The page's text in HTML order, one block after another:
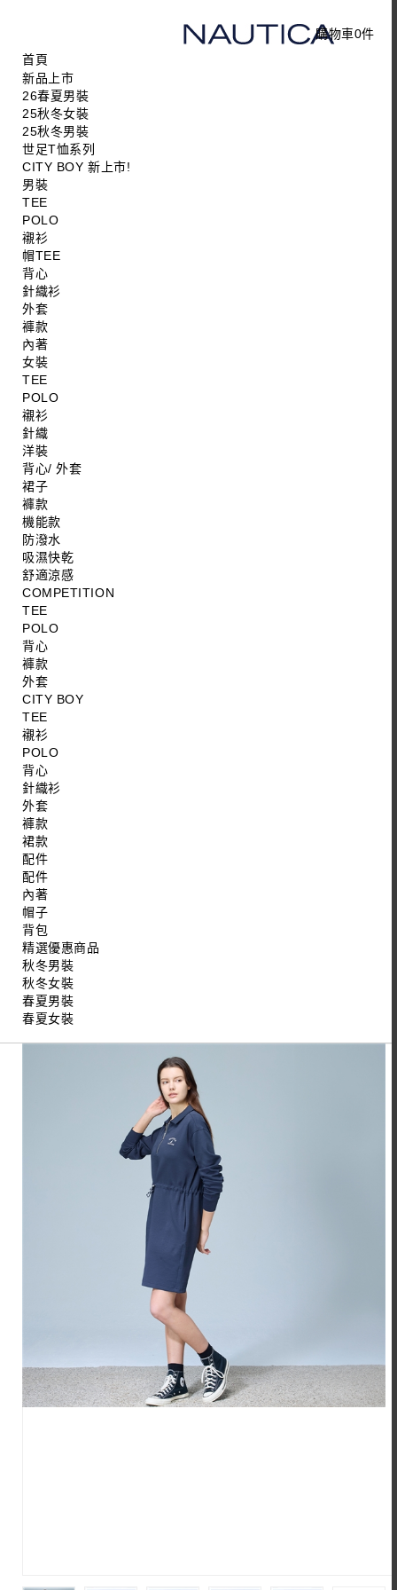
購物車0件
首頁
新品上市
26春夏男裝
25秋冬女裝
25秋冬男裝
世足T恤系列
CITY BOY 新上市!
男裝
TEE
POLO
襯衫
帽TEE
背心
針織衫
外套
褲款
內著
女裝
TEE
POLO
襯衫
針織
洋裝
背心/ 外套
裙子
褲款
機能款
防潑水
吸濕快乾
舒適涼感
COMPETITION
TEE
POLO
背心
褲款
外套
CITY BOY
TEE
襯衫
POLO
背心
針織衫
外套
褲款
裙款
配件
配件
內著
帽子
背包
精選優惠商品
秋冬男裝
秋冬女裝
春夏男裝
春夏女裝